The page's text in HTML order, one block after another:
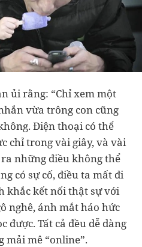
ủi rằng: “Chỉ xem một
vừa trông con cũng
Điện thoại có thể
chỉ trong vài giây, và vài
những điều không thể
có sự cố, điều ta mất đi
khắc kết nối thật sự với
nghê, ánh mắt háo hức
được. Tất cả đều dễ dàng
mải mê “online”.